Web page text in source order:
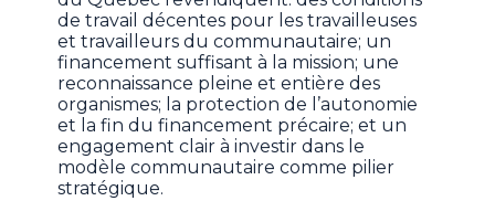
de travail décentes pour les travailleuses
et travailleurs du communautaire; un
financement suffisant à la mission; une
reconnaissance pleine et entière des
organismes; la protection de l’autonomie
et la fin du financement précaire; et un
engagement clair à investir dans le
modèle communautaire comme pilier
stratégique.